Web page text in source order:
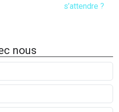
s’attendre ?
nous